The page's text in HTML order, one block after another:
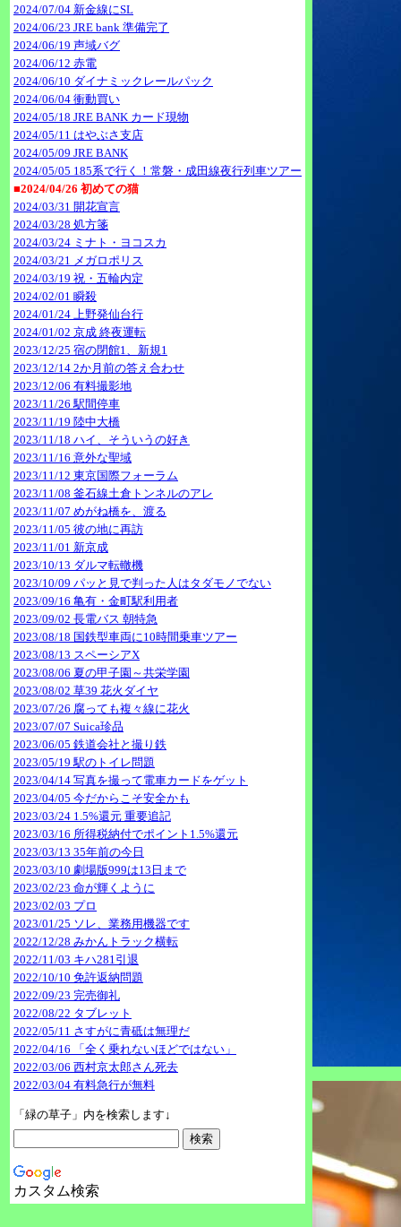
2024/07/04 新金線にSL
2024/06/23 JRE bank 準備完了
2024/06/19 声域バグ
2024/06/12 赤電
2024/06/10 ダイナミックレールパック
2024/06/04 衝動買い
2024/05/18 JRE BANK カード現物
2024/05/11 はやぶさ支店
2024/05/09 JRE BANK
2024/05/05 185系で行く！常磐・成田線夜行列車ツアー
■2024/04/26 初めての猫
2024/03/31 開花宣言
2024/03/28 処方箋
2024/03/24 ミナト・ヨコスカ
2024/03/21 メガロポリス
2024/03/19 祝・五輪内定
2024/02/01 瞬殺
2024/01/24 上野発仙台行
2024/01/02 京成 終夜運転
2023/12/25 宿の閉館1、新規1
2023/12/14 2か月前の答え合わせ
2023/12/06 有料撮影地
2023/11/26 駅間停車
2023/11/19 陸中大橋
2023/11/18 ハイ、そういうの好き
2023/11/16 意外な聖域
2023/11/12 東京国際フォーラム
2023/11/08 釜石線土倉トンネルのアレ
2023/11/07 めがね橋を、渡る
2023/11/05 彼の地に再訪
2023/11/01 新京成
2023/10/13 ダルマ転轍機
2023/10/09 パッと見で判った人はタダモノでない
2023/09/16 亀有・金町駅利用者
2023/09/02 長電バス 朝特急
2023/08/18 国鉄型車両に10時間乗車ツアー
2023/08/13 スペーシアX
2023/08/06 夏の甲子園～共栄学園
2023/08/02 草39 花火ダイヤ
2023/07/26 腐っても複々線に花火
2023/07/07 Suica珍品
2023/06/05 鉄道会社と撮り鉄
2023/05/19 駅のトイレ問題
2023/04/14 写真を撮って電車カードをゲット
2023/04/05 今だからこそ安全かも
2023/03/24 1.5%還元 重要追記
2023/03/16 所得税納付でポイント1.5%還元
2023/03/13 35年前の今日
2023/03/10 劇場版999は13日まで
2023/02/23 命が輝くように
2023/02/03 プロ
2023/01/25 ソレ、業務用機器です
2022/12/28 みかんトラック横転
2022/11/03 キハ281引退
2022/10/10 免許返納問題
2022/09/23 完売御礼
2022/08/22 タブレット
2022/05/11 さすがに青砥は無理だ
2022/04/16 「全く乗れないほどではない」
2022/03/06 西村京太郎さん死去
2022/03/04 有料急行が無料
「緑の草子」内を検索します↓
カスタム検索